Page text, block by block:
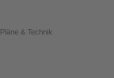
Pläne & Technik